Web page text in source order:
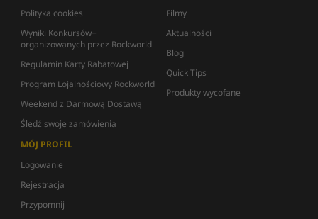
Polityka cookies
Wyniki Konkursów+
organizowanych przez Rockworld
Regulamin Karty Rabatowej
Program Lojalnościowy Rockworld
Weekend z Darmową Dostawą
Śledź swoje zamówienia
Filmy
Aktualności
Blog
Quick Tips
Produkty wycofane
MÓJ PROFIL
Logowanie
Rejestracja
Przypomnij